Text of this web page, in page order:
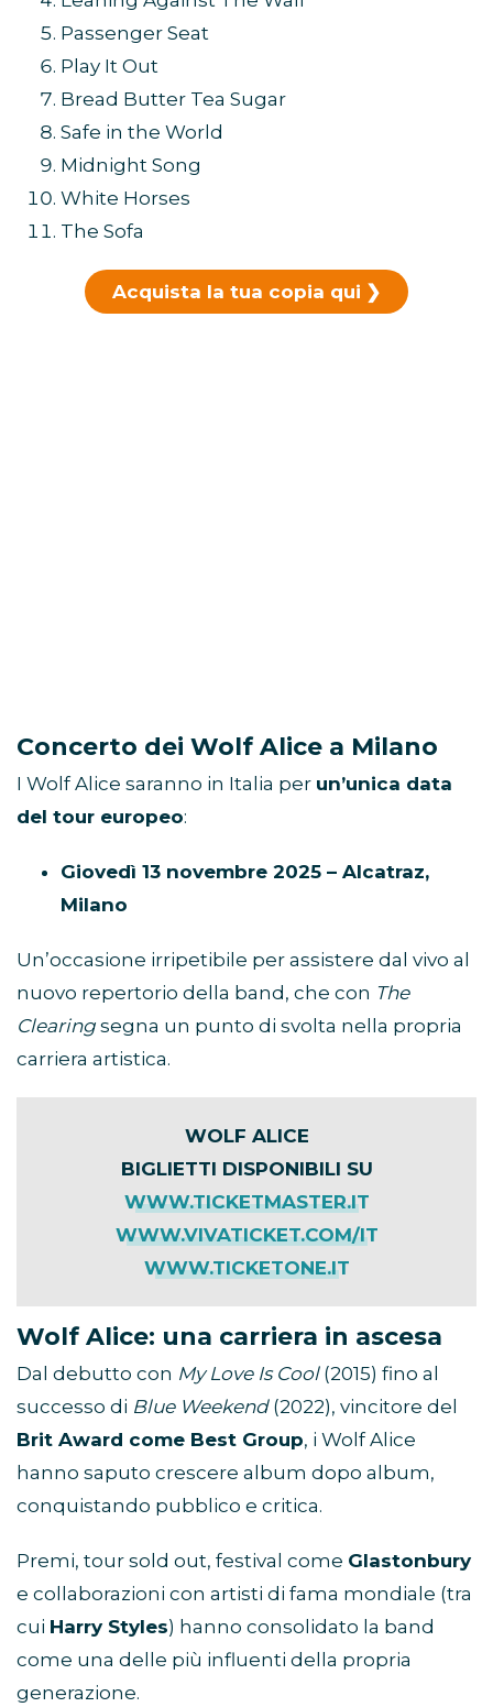
Passenger Seat
Play It Out
Bread Butter Tea Sugar
Safe in the World
Midnight Song
White Horses
The Sofa
Acquista la tua copia qui
Concerto dei Wolf Alice a Milano
I Wolf Alice saranno in Italia per un’unica data
del tour europeo:
Giovedì 13 novembre 2025 – Alcatraz,
Milano
Un’occasione irripetibile per assistere dal vivo al
nuovo repertorio della band, che con The
Clearing segna un punto di svolta nella propria
carriera artistica.
WOLF ALICE
BIGLIETTI DISPONIBILI SU
WWW.TICKETMASTER.IT
WWW.VIVATICKET.COM/IT
WWW.TICKETONE.IT
Wolf Alice: una carriera in ascesa
Dal debutto con My Love Is Cool(2015) fino al
successo di Blue Weekend(2022), vincitore del
Brit Award come Best Group, i Wolf Alice
hanno saputo crescere album dopo album,
conquistando pubblico e critica.
Premi, tour sold out, festival come Glastonbury
e collaborazioni con artisti di fama mondiale (tra
cui Harry Styles) hanno consolidato la band
come una delle più influenti della propria
generazione.